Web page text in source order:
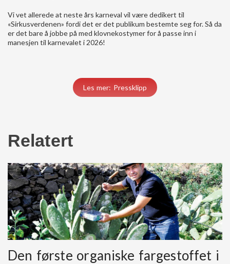
Vi vet allerede at neste års karneval vil være dedikert til
«Sirkusverdenen» fordi det er det publikum bestemte seg for. Så da
er det bare å jobbe på med klovnekostymer for å passe inn i
manesjen til karnevalet i 2026!
Les mer: Pressklipp
Relatert
Den første organiske fargestoffet i